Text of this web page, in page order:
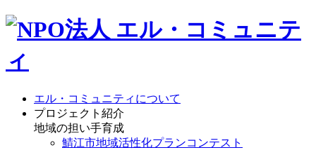
エル・コミュニティについて
プロジェクト紹介
地域の担い手育成
鯖江市地域活性化プランコンテスト